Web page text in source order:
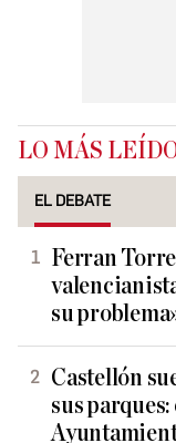
LO MÁS
EL DEBATE
Ferran
su
Castellón
sus